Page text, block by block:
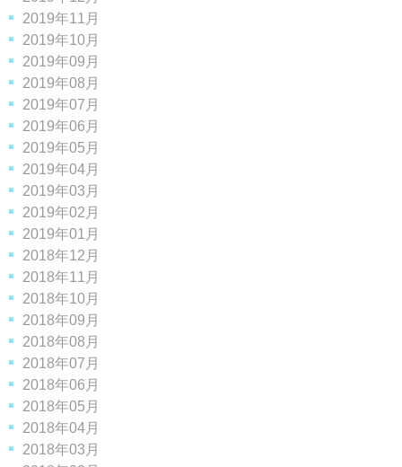
2019年11月
2019年10月
2019年09月
2019年08月
2019年07月
2019年06月
2019年05月
2019年04月
2019年03月
2019年02月
2019年01月
2018年12月
2018年11月
2018年10月
2018年09月
2018年08月
2018年07月
2018年06月
2018年05月
2018年04月
2018年03月